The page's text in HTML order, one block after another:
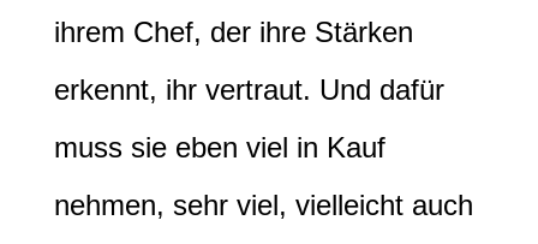
ihrem Chef, der ihre Stärken
erkennt, ihr vertraut. Und dafür
muss sie eben viel in Kauf
nehmen, sehr viel, vielleicht auch